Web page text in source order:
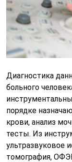
Диагностика
больного
порядке
крови, анализ
тесты. Из
ультразвуковое
томография,